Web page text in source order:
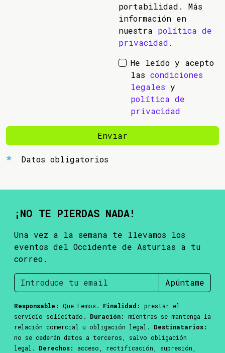
portabilidad. Más
información en
nuestra política de
privacidad .
He leído y acepto
las condiciones
legales y
política de
privacidad
Enviar
Datos obligatorios
¡NO TE PIERDAS NADA!
Una vez a la semana te llevamos los
eventos del Occidente de Asturias a tu
correo.
Apúntame
Responsable: Que Femos. Finalidad:
prestar el
servicio solicitado. Duración:
mientras se mantenga la
relación comercial u obligación legal. Destinatarios:
no se cederán datos a terceros, salvo obligación
legal. Derechos:
acceso, rectificación, supresión,